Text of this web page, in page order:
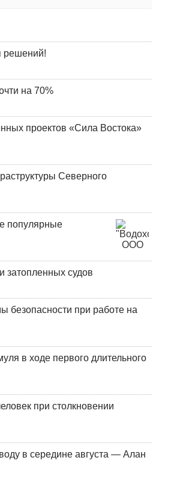
решений!
на 70%
проектов «Сила Востока»
Северного
популярные
затопленных судов
безопасности при работе на
в ходе первого длительного
при столкновении
в середине августа — Алан